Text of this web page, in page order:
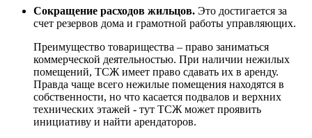
Сокращение расходов жильцов. Это достигается за
счет резервов дома и грамотной работы управляющих.
Преимущество товарищества – право заниматься
коммерческой деятельностью. При наличии нежилых
помещений, ТСЖ имеет право сдавать их в аренду.
Правда чаще всего нежилые помещения находятся в
собственности, но что касается подвалов и верхних
технических этажей - тут ТСЖ может проявить
инициативу и найти арендаторов.